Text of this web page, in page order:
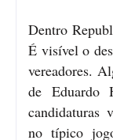
Dentro
É visível o
vereadores.
de Eduardo
candidaturas
no típico